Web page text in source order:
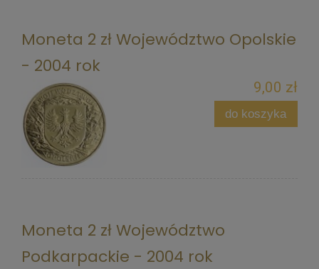
Moneta 2 zł Województwo Opolskie
- 2004 rok
9,00 zł
do koszyka
Moneta 2 zł Województwo
Podkarpackie - 2004 rok